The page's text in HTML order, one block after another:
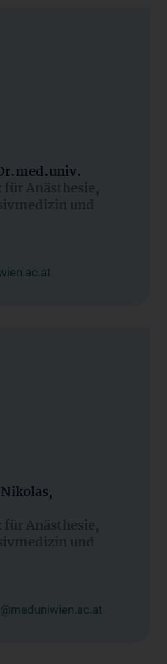
Anästhesie,
und
Anästhesie,
und